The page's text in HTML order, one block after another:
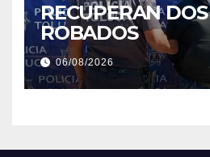
RECUPERAN
ROBADOS
06/08/2026